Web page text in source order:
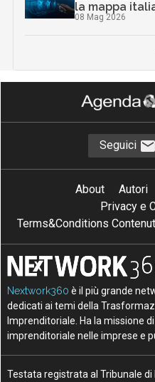
la mappa
08 Mag 2026
Seguici
About Autori
Privacy e
Terms&Conditions
Nextwork360 è il più grande
dedicati ai temi della
Imprenditoriale. Ha la missione
imprenditoriale nelle imprese e
Testata registrata al Tribunale